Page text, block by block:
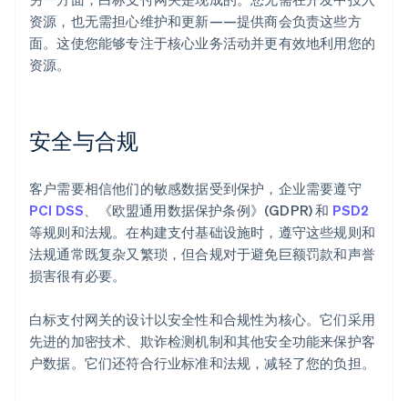
资源，也无需担心维护和更新——提供商会负责这些方
面。这使您能够专注于核心业务活动并更有效地利用您的
资源。
安全与合规
客户需要相信他们的敏感数据受到保护，企业需要遵守
PCI DSS、《欧盟通用数据保护条例》(GDPR) 和 PSD2
等规则和法规。在构建支付基础设施时，遵守这些规则和
法规通常既复杂又繁琐，但合规对于避免巨额罚款和声誉
损害很有必要。
白标支付网关的设计以安全性和合规性为核心。它们采用
先进的加密技术、欺诈检测机制和其他安全功能来保护客
户数据。它们还符合行业标准和法规，减轻了您的负担。